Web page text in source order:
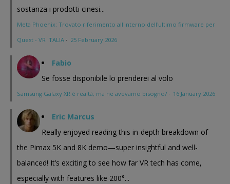
sostanza i prodotti cinesi...
Meta Phoenix: Trovato riferimento all'interno dell'ultimo firmware per
Quest - VR ITALIA · 25 February 2026
Fabio
Se fosse disponibile lo prenderei al volo
Samsung Galaxy XR è realtà, ma ne avevamo bisogno? · 16 January 2026
Eric Marcus
Really enjoyed reading this in-depth breakdown of
the Pimax 5K and 8K demo—super insightful and well-
balanced! It’s exciting to see how far VR tech has come,
especially with features like 200°...